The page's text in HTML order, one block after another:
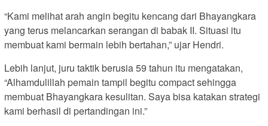
“Kami melihat arah angin begitu kencang dari Bhayangkara
yang terus melancarkan serangan di babak II. Situasi itu
membuat kami bermain lebih bertahan,” ujar Hendri.
Lebih lanjut, juru taktik berusia 59 tahun itu mengatakan,
“Alhamdulillah pemain tampil begitu compact sehingga
membuat Bhayangkara kesulitan. Saya bisa katakan strategi
kami berhasil di pertandingan ini.”